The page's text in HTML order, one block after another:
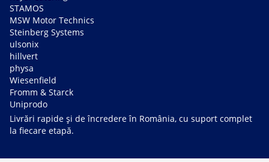
STAMOS
MSW Motor Technics
Steinberg Systems
ulsonix
hillvert
physa
Wiesenfield
Fromm & Starck
Uniprodo
Livrări rapide și de încredere în România, cu suport complet
la fiecare etapă.